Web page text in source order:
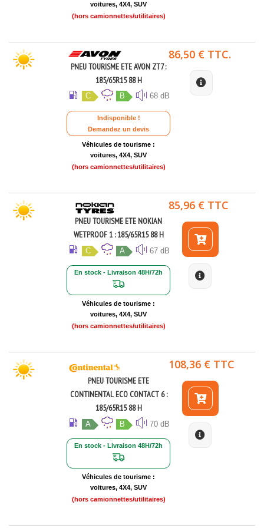
voitures, 4X4, SUV
(hors camionnettes/utilitaires)
PNEU TOURISME ETE AVON ZT7 :
185/65R15 88 H
C B 68 dB
Indisponible !
Demandez un devis
Véhicules de tourisme :
voitures, 4X4, SUV
(hors camionnettes/utilitaires)
86,50 € TTC.
PNEU TOURISME ETE NOKIAN
WETPROOF 1 : 185/65R15 88 H
C A 67 dB
En stock - Livraison 48H/72h
Véhicules de tourisme :
voitures, 4X4, SUV
(hors camionnettes/utilitaires)
85,96 € TTC
PNEU TOURISME ETE
CONTINENTAL ECO CONTACT 6 :
185/65R15 88 H
A B 70 dB
En stock - Livraison 48H/72h
Véhicules de tourisme :
voitures, 4X4, SUV
(hors camionnettes/utilitaires)
108,36 € TTC